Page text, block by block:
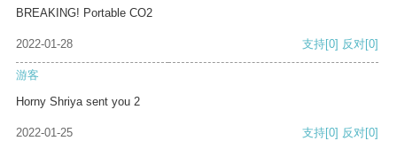
BREAKING! Portable CO2
2022-01-28 支持[0] 反对[0]
游客
Horny Shriya sent you 2
2022-01-25 支持[0] 反对[0]